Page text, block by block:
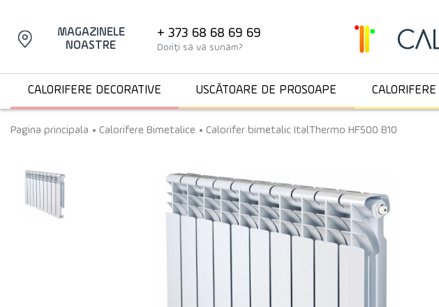
MAGAZINELE
NOASTRE
+ 373 68 68 69 69
Doriți să vă sunăm?
CALORIFERE DECORATIVE USCĂTOARE DE PROSOAPE
Pagina principala Calorifere Bimetalice Calorifer bimetalic ItalThermo HF500 B10